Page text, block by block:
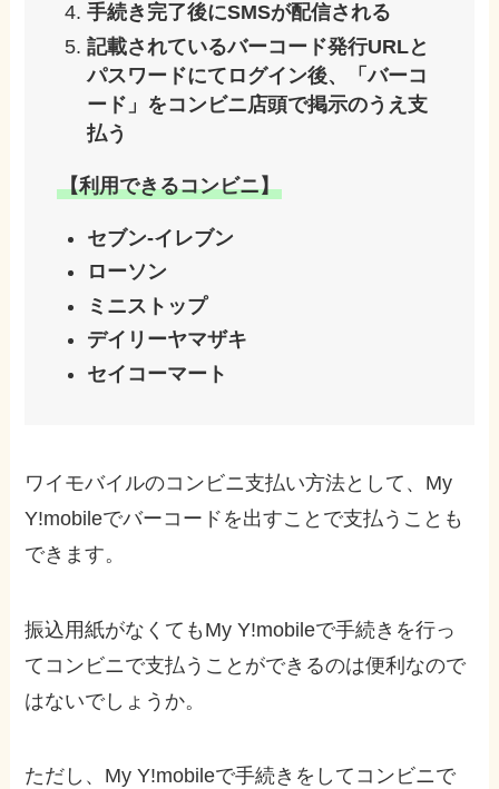
手続き完了後にSMSが配信される
記載されているバーコード発行URLと
パスワードにてログイン後、「バーコ
ード」をコンビニ店頭で掲示のうえ支
払う
【利用できるコンビニ】
セブン-イレブン
ローソン
ミニストップ
デイリーヤマザキ
セイコーマート
ワイモバイルのコンビニ支払い方法として、My
Y!mobileでバーコードを出すことで支払うことも
できます。
振込用紙がなくてもMy Y!mobileで手続きを行っ
てコンビニで支払うことができるのは便利なので
はないでしょうか。
ただし、My Y!mobileで手続きをしてコンビニで